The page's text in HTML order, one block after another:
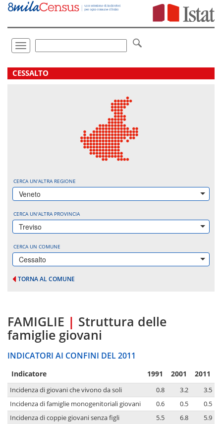
Vai
direttamente
Toggle
navigation
.
CESSALTO
CERCA UN'ALTRA REGIONE
Veneto
CERCA UN'ALTRA PROVINCIA
Treviso
CERCA UN COMUNE
Cessalto
TORNA AL COMUNE
FAMIGLIE | Struttura delle
famiglie giovani
INDICATORI AI CONFINI DEL 2011
Indicatore 1991 2001 2011
Incidenza di giovani che vivono da soli 0.8 3.2
3.5
Incidenza di famiglie monogenitoriali giovani
0.6 0.5
0.5
Incidenza di coppie giovani senza figli
5.5 6.8
5.9